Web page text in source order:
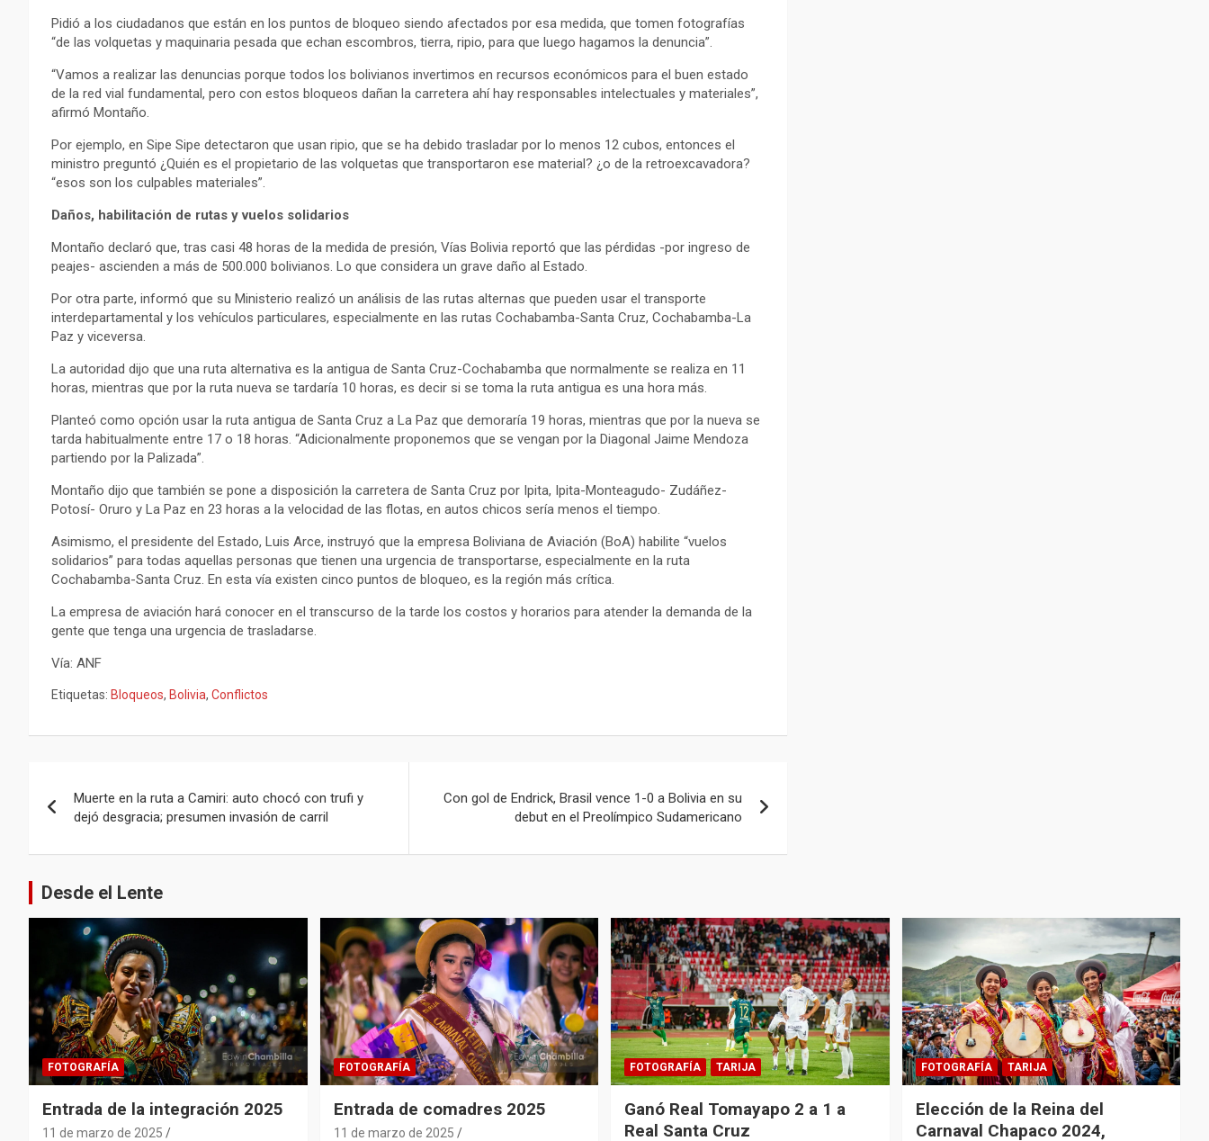
Pidió a los ciudadanos que están en los puntos de bloqueo siendo afectados por esa medida, que tomen fotografías
“de las volquetas y maquinaria pesada que echan escombros, tierra, ripio, para que luego hagamos la denuncia”.
“Vamos a realizar las denuncias porque todos los bolivianos invertimos en recursos económicos para el buen estado
de la red vial fundamental, pero con estos bloqueos dañan la carretera ahí hay responsables intelectuales y materiales”,
afirmó Montaño.
Por ejemplo, en Sipe Sipe detectaron que usan ripio, que se ha debido trasladar por lo menos 12 cubos, entonces el
ministro preguntó ¿Quién es el propietario de las volquetas que transportaron ese material? ¿o de la retroexcavadora?
“esos son los culpables materiales”.
Daños, habilitación de rutas y vuelos solidarios
Montaño declaró que, tras casi 48 horas de la medida de presión, Vías Bolivia reportó que las pérdidas -por ingreso de
peajes- ascienden a más de 500.000 bolivianos. Lo que considera un grave daño al Estado.
Por otra parte, informó que su Ministerio realizó un análisis de las rutas alternas que pueden usar el transporte
interdepartamental y los vehículos particulares, especialmente en las rutas Cochabamba-Santa Cruz, Cochabamba-La
Paz y viceversa.
La autoridad dijo que una ruta alternativa es la antigua de Santa Cruz-Cochabamba que normalmente se realiza en 11
horas, mientras que por la ruta nueva se tardaría 10 horas, es decir si se toma la ruta antigua es una hora más.
Planteó como opción usar la ruta antigua de Santa Cruz a La Paz que demoraría 19 horas, mientras que por la nueva se
tarda habitualmente entre 17 o 18 horas. “Adicionalmente proponemos que se vengan por la Diagonal Jaime Mendoza
partiendo por la Palizada”.
Montaño dijo que también se pone a disposición la carretera de Santa Cruz por Ipita, Ipita-Monteagudo- Zudáñez-
Potosí- Oruro y La Paz en 23 horas a la velocidad de las flotas, en autos chicos sería menos el tiempo.
Asimismo, el presidente del Estado, Luis Arce, instruyó que la empresa Boliviana de Aviación (BoA) habilite “vuelos
solidarios” para todas aquellas personas que tienen una urgencia de transportarse, especialmente en la ruta
Cochabamba-Santa Cruz. En esta vía existen cinco puntos de bloqueo, es la región más crítica.
La empresa de aviación hará conocer en el transcurso de la tarde los costos y horarios para atender la demanda de la
gente que tenga una urgencia de trasladarse.
Vía: ANF
Etiquetas: Bloqueos, Bolivia, Conflictos
de
entradas
Muerte en la ruta a Camiri: auto chocó con trufi y
dejó desgracia; presumen invasión de carril
Con gol de Endrick, Brasil vence 1-0 a Bolivia en su
debut en el Preolímpico Sudamericano
Desde el Lente
FOTOGRAFÍA
Entrada de la integración 2025
11 de marzo de 2025
FOTOGRAFÍA
Entrada de comadres 2025
11 de marzo de 2025
FOTOGRAFÍA TARIJA
Ganó Real Tomayapo 2 a 1 a
Real Santa Cruz
FOTOGRAFÍA TARIJA
Elección de la Reina del
Carnaval Chapaco 2024,